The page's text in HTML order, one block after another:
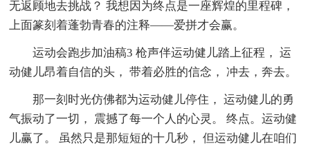
无返顾地去挑战？ 我想因为终点是一座辉煌的里程碑，
上面篆刻着蓬勃青春的注释——爱拼才会赢。
运动会跑步加油稿3 枪声伴运动健儿踏上征程， 运
动健儿昂着自信的头， 带着必胜的信念， 冲去，奔去。
那一刻时光仿佛都为运动健儿停住， 运动健儿的勇
气振动了一切， 震撼了每一个人的心灵。 终点。运动健
儿赢了。 虽然只是那短短的十几秒， 但运动健儿在咱们